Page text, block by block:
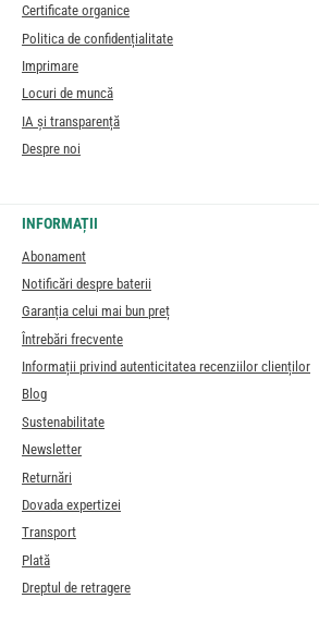
Certificate organice
Politica de confidențialitate
Imprimare
Locuri de muncă
IA și transparență
Despre noi
INFORMAȚII
Abonament
Notificări despre baterii
Garanția celui mai bun preț
Întrebări frecvente
Informații privind autenticitatea recenziilor clienților
Blog
Sustenabilitate
Newsletter
Returnări
Dovada expertizei
Transport
Plată
Dreptul de retragere